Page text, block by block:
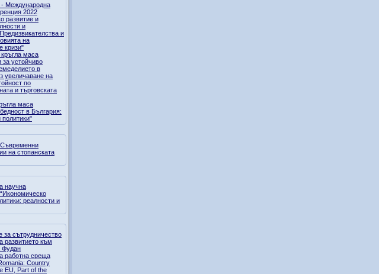
- Международна
2022
развитие и
и
и
на
кризи"
кръгла маса
за устойчиво
в
увеличаване на
по
и търговската
маса
в България:
на стопанската
научна
реалности и
за сътрудничество
развитието към
Фудан
работна среща
Country
EU, Part of the